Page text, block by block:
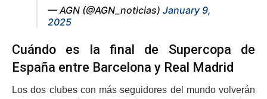
— AGN (@AGN_noticias) January 9,
2025
Cuándo es la final de Supercopa de
España entre Barcelona y Real Madrid
Los dos clubes con más seguidores del mundo volverán